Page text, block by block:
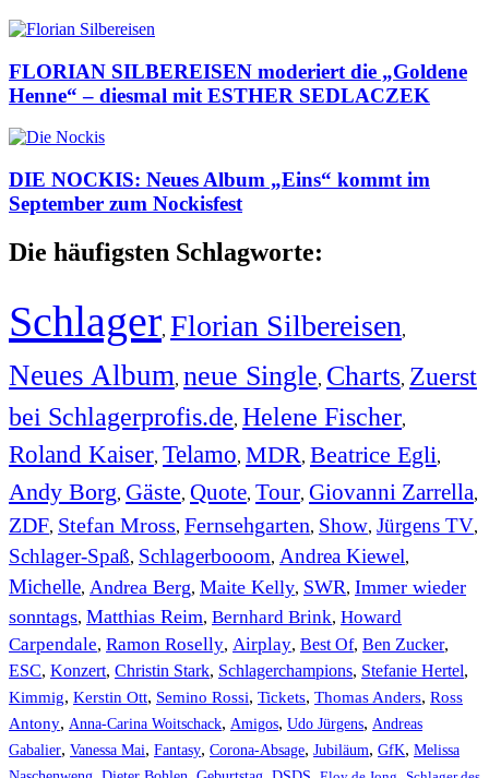
FLORIAN SILBEREISEN moderiert die „Goldene
Henne“ – diesmal mit ESTHER SEDLACZEK
DIE NOCKIS: Neues Album „Eins“ kommt im
September zum Nockisfest
Die häufigsten Schlagworte:
Schlager, Florian Silbereisen,
Neues Album, neue Single, Charts, Zuerst
bei Schlagerprofis.de, Helene Fischer,
Roland Kaiser, Telamo, MDR, Beatrice Egli,
Andy Borg, Gäste, Quote, Tour, Giovanni Zarrella,
ZDF, Stefan Mross, Fernsehgarten, Show, Jürgens TV,
Schlager-Spaß, Schlagerbooom, Andrea Kiewel,
Michelle, Andrea Berg, Maite Kelly, SWR, Immer wieder
sonntags, Matthias Reim, Bernhard Brink, Howard
Carpendale, Ramon Roselly, Airplay, Best Of, Ben Zucker,
ESC, Konzert, Christin Stark, Schlagerchampions, Stefanie Hertel,
Kimmig, Kerstin Ott, Semino Rossi, Tickets, Thomas Anders, Ross
Antony, Anna-Carina Woitschack, Amigos, Udo Jürgens, Andreas
Gabalier, Vanessa Mai, Fantasy, Corona-Absage, Jubiläum, GfK, Melissa